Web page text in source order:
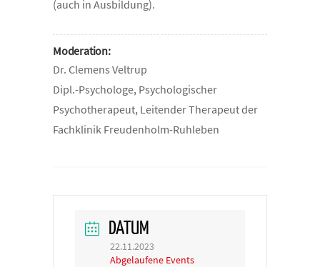
(auch in Ausbildung).
Moderation:
Dr. Clemens Veltrup
Dipl.-Psychologe, Psychologischer
Psychotherapeut, Leitender Therapeut der
Fachklinik Freudenholm-Ruhleben
DATUM
22.11.2023
Abgelaufene Events